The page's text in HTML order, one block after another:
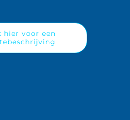
hier voor een